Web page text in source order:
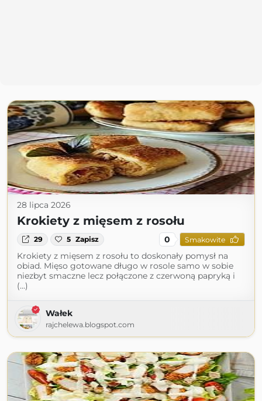
28 lipca 2026
Krokiety z mięsem z rosołu
29 5 Zapisz 0 Smakowite
Krokiety z mięsem z rosołu to doskonały pomysł na
obiad. Mięso gotowane długo w rosole samo w sobie
niezbyt smaczne lecz połączone z czerwoną papryką i
(...)
Wałek
rajchelewa.blogspot.com